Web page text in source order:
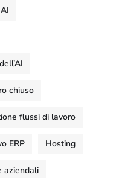
chiuso
flussi di lavoro
ERP Hosting
aziendali